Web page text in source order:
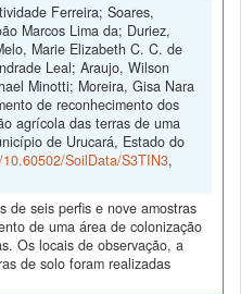
Ferreira; Soares,
Marcos Lima da; Duriez,
Marie Elizabeth C. C. de
Leal; Araujo, Wilson
Minotti; Moreira, Gisa Nara
de reconhecimento dos
agrícola das terras de uma
de Urucará, Estado do
SoilData/S3TIN3,
de seis perfis e nove amostras
de uma área de colonização
Os locais de observação, a
de solo foram realizadas